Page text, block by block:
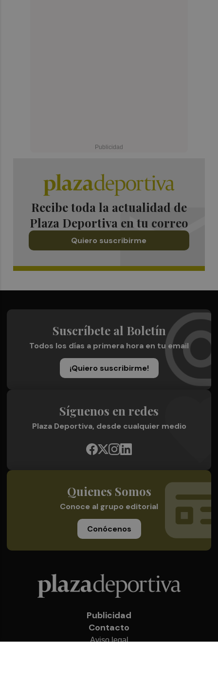
Recibe toda la actualidad de
Plaza Deportiva en tu correo
Quiero suscribirme
Suscríbete al Boletín
Todos los días a primera hora en tu email
¡Quiero suscribirme!
Síguenos en redes
Plaza Deportiva, desde cualquier medio
Quienes Somos
Conoce al grupo editorial
Conócenos
Publicidad
Contacto
Aviso legal